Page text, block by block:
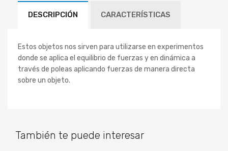
DESCRIPCIÓN CARACTERÍSTICAS
Estos objetos nos sirven para utilizarse en experimentos
donde se aplica el equilibrio de fuerzas y en dinámica a
través de poleas aplicando fuerzas de manera directa
sobre un objeto.
También te puede interesar